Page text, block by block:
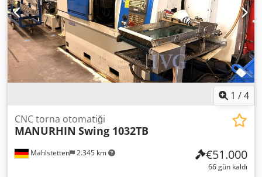
1 /4
Mahlstetten 2.345 km
CNC torna otomatiği
MANURHIN Swing 1032TB
€51.000
66 gün kaldı